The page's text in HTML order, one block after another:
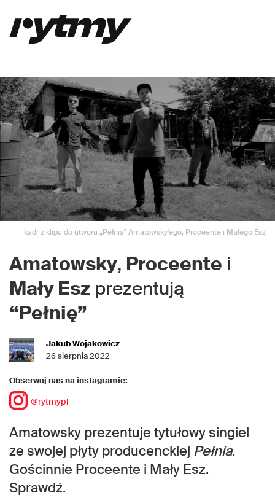
kadr z klipu do utworu „Pełnia" Amatowsky'ego, Proceente i Małego Esz
Amatowsky, Proceente i
Mały Esz prezentują
“Pełnię”
Jakub Wojakowicz
26 sierpnia 2022
Obserwuj nas na instagramie:
@rytmypl
Amatowsky prezentuje tytułowy singiel
ze swojej płyty producenckiej Pełnia.
Gościnnie Proceente i Mały Esz.
Sprawdź.